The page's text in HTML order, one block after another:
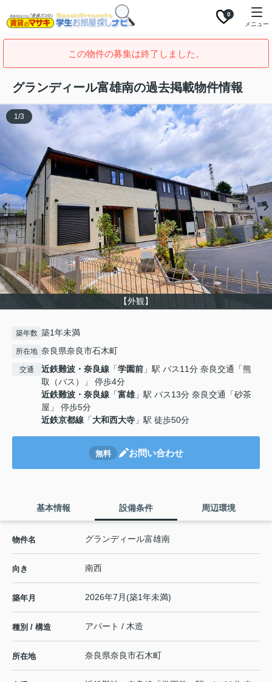
0
メニュー
この物件の募集は終了しました。
グランディール富雄南の過去掲載物件情報
【外観】
1/3
築年数 築1年未満
所在地 奈良県奈良市石木町
交通 近鉄難波・奈良線 「学園前 」駅 バス11分 奈良交通「熊
取（バス）」 停歩4分
近鉄難波・奈良線 「富雄」駅 バス13分 奈良交通「砂茶
屋」 停歩5分
近鉄京都線 「大和西大寺 」駅 徒歩50分
無料 お問い合わせ
基本情報 設備条件 周辺環境
物件名 グランディール富雄南
向き 南西
築年月 2026年7月(築1年未満)
種別 / 構造 アパート / 木造
所在地 奈良県奈良市石木町